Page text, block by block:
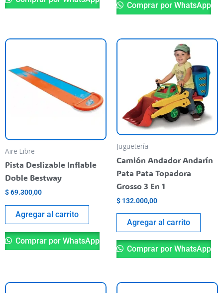
Comprar por WhatsApp
Aire Libre
Pista Deslizable Inflable
Doble Bestway
$69.300,00
Agregar al carrito
Comprar por WhatsApp
Juguetería
Camión Andador Andarín
Pata Pata Topadora
Grosso 3 En 1
$ 132.000,00
Agregar al carrito
Comprar por WhatsApp